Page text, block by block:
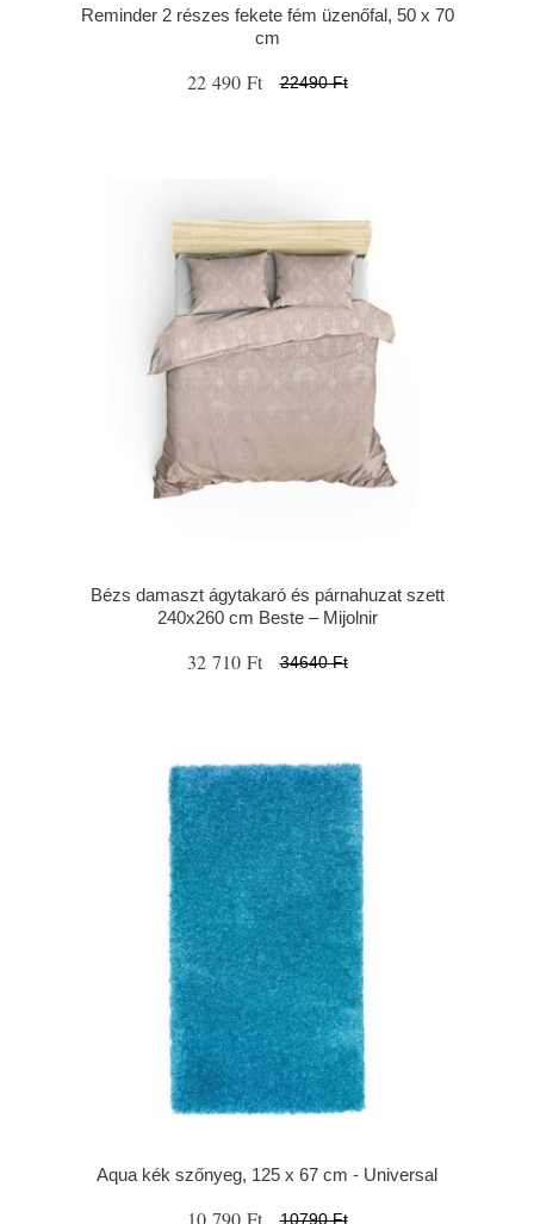
Reminder 2 részes fekete fém üzenőfal, 50 x 70
cm
22 490 Ft 22490 Ft
Bézs damaszt ágytakaró és párnahuzat szett
240x260 cm Beste – Mijolnir
32 710 Ft 34640 Ft
Aqua kék szőnyeg, 125 x 67 cm - Universal
10 790 Ft 10790 Ft